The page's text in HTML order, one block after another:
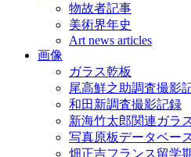
物故者記事
美術界年史
Art news articles
画像
ガラス乾板
尾高鮮之助調査撮影
和田新調査撮影記録
新海竹太郎関連ガラ
写真原板データベー
畑正吉フランス留学